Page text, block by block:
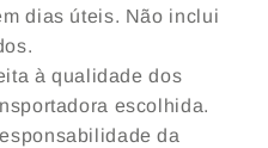
dias úteis. Não inclui
à qualidade dos
escolhida.
da